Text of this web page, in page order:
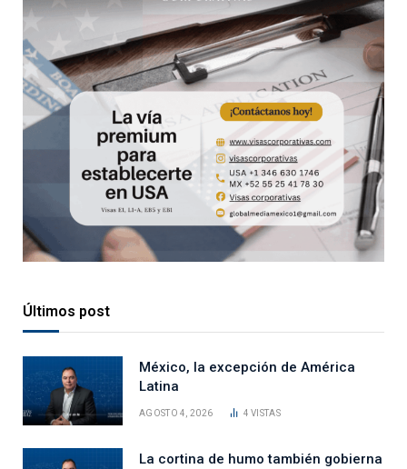
Últimos post
México, la excepción de América
Latina
AGOSTO 4, 2026 4VISTAS
La cortina de humo también gobierna